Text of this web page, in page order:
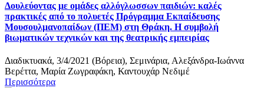
Δουλεύοντας με ομάδες αλλόγλωσσων παιδιών: καλές
πρακτικές από το πολυετές Πρόγραμμα Εκπαίδευσης
Μουσουλμανοπαίδων (ΠΕΜ) στη Θράκη. Η συμβολή
βιωματικών τεχνικών και της θεατρικής εμπειρίας
Διαδικτυακά, 3/4/2021 (Βόρεια), Σεμινάρια, Αλεξάνδρα-Ιωάννα
Βερέττα, Μαρία Ζωγραφάκη, Καντουχάρ Νεδιμέ
Περισσότερα